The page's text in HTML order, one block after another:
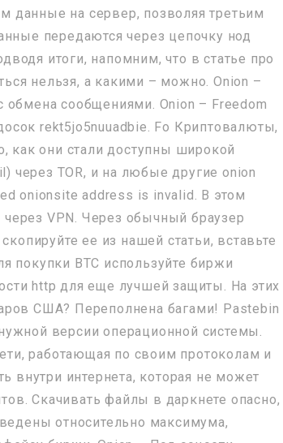
данные на сервер, позволяя третьим
передаются через цепочку нод
итоги, напомним, что в статье про
нельзя, а какими – можно. Onion –
обмена сообщениями. Onion – Freedom
rekt5jo5nuuadbie. Fo Криптовалюты,
как они стали доступны широкой
через TOR, и на любые другие onion
onionsite address is invalid. В этом
через VPN. Через обычный браузер
ее из нашей статьи, вставьте
покупки BTC используйте биржи
http для еще лучшей защиты. На этих
США? Переполнена багами! Pastebin
версии операционной системы.
работающая по своим протоколам и
внутри интернета, которая не может
Скачивать файлы в даркнете опасно,
относительно максимума,